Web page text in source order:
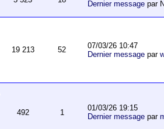
Dernier messagepar
19 213 52
07/03/26 10:47
Dernier messagepar
492 1
01/03/26 19:15
Dernier messagepar